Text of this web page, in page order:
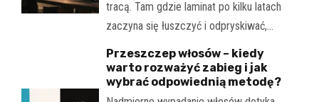
tracą. Tam gdzie laminat po kilku latach
zaczyna się łuszczyć i odpryskiwać,…
Przeszczep włosów – kiedy
warto rozważyć zabieg i jak
wybrać odpowiednią metodę?